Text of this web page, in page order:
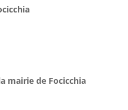
mairie de Focicchia